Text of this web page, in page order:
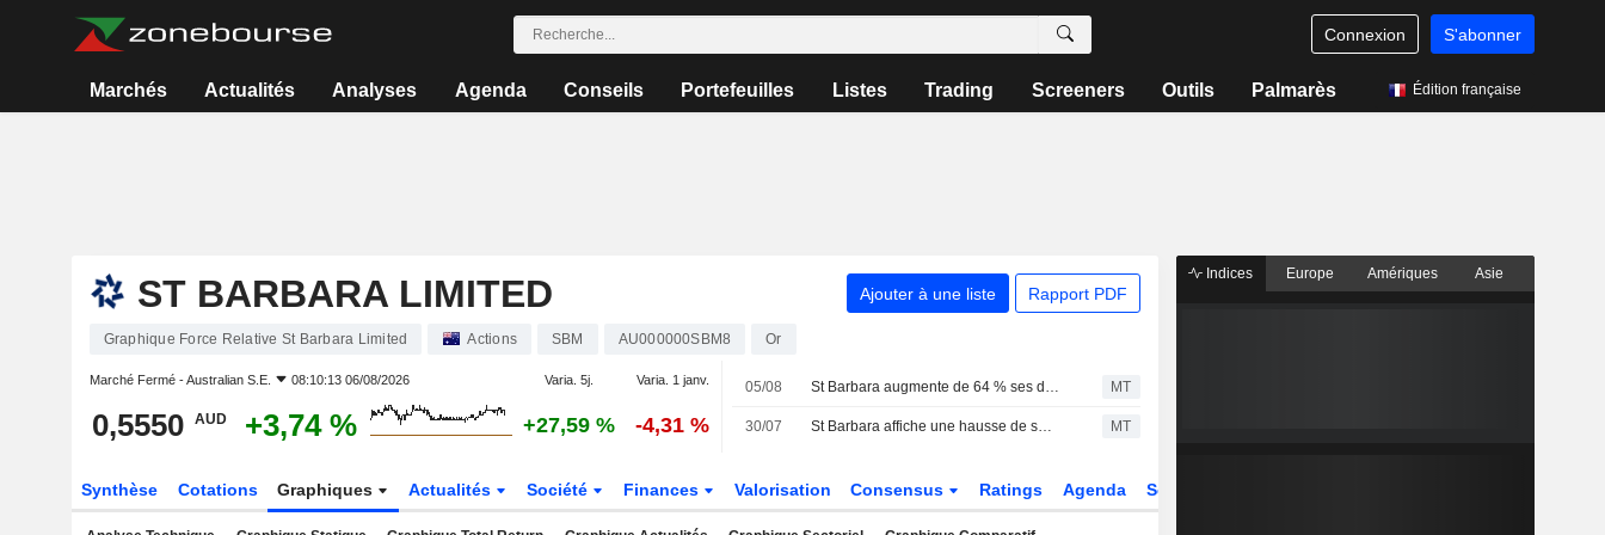
Connexion S'abonner
Marchés Actualités Analyses Agenda Conseils Portefeuilles Listes Trading Screeners Outils Palmarès Édition française
ST BARBARA LIMITED Ajouter à une liste Rapport PDF
Graphique Force Relative St Barbara Limited Actions SBM AU000000SBM8 Or
Marché Fermé -Australian S.E. 08:10:13 06/08/2026 Varia. 5j. Varia. 1 janv.
0,5550 AUD +3,74 % +27,59 % -4,31 %
05/08 St Barbara augmente de 64 % ses dépenses d'exploration en Nouvelle-Écosse pour l'exercice 2027 MT
30/07 St Barbara affiche une hausse de sa production et de ses ventes d'or au quatrième trimestre MT
Synthèse Cotations Graphiques Actualités Société Finances Valorisation Consensus Ratings Agenda Secteur
Indices Europe Amériques Asie